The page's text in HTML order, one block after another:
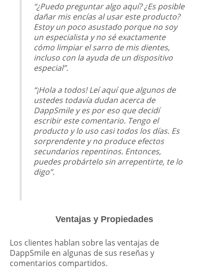
“¿Puedo preguntar algo aquí? ¿Es posible
dañar mis encías al usar este producto?
Estoy un poco asustado porque no soy
un especialista y no sé exactamente
cómo limpiar el sarro de mis dientes,
incluso con la ayuda de un dispositivo
especial”.
“¡Hola a todos! Leí aquí que algunos de
ustedes todavía dudan acerca de
DappSmile y es por eso que decidí
escribir este comentario. Tengo el
producto y lo uso casi todos los días. Es
sorprendente y no produce efectos
secundarios repentinos. Entonces,
puedes probártelo sin arrepentirte, te lo
digo”.
Ventajas y Propiedades
Los clientes hablan sobre las ventajas de
DappSmile en algunas de sus reseñas y
comentarios compartidos.